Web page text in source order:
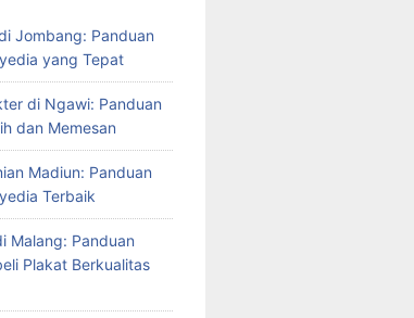
Jombang: Panduan
yang Tepat
di Ngawi: Panduan
dan Memesan
Madiun: Panduan
Terbaik
Malang: Panduan
Plakat Berkualitas